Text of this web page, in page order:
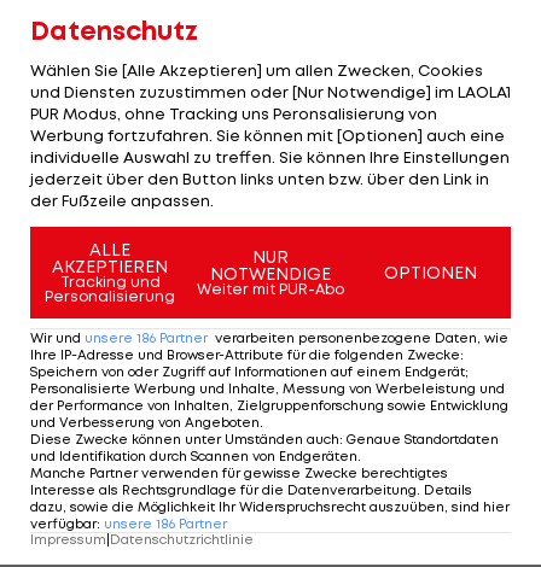
Auch Ralfs Ex-Frau Cora Schumacher (49) meldete
sich vor der Hochzeit in der "Bild" zu Wort und
gratulierte ihrem früheren Ehemann.
Dabei sagte sie: "Man sagt ja immer: Wahre Liebe
findet ihren Weg. In manchen Fällen dauert es nur
ein bisschen länger, bis wirklich jeder an der
Rennstrecke weiß, in welche Richtung das Rennen
eigentlich geht. Trotzdem natürlich alles Gute zur
Hochzeit."
Cora war mit Ralf von 2001 bis 2015 verheiratet.
Aus ihrer Ehe ging Sohn David Schumacher hervor,
der heute selbst als Rennfahrer aktiv ist.
Bräutigam Étienne Bousquet-Cassagne ist
beruflich im Umfeld der Weinmarke "Schumacher
Wines" tätig.
Datenschutz
Wählen Sie [Alle Akzeptieren] um allen Zwecken, Cookies
und Diensten zuzustimmen oder [Nur Notwendige] im LAOLA1
PUR Modus, ohne Tracking uns Peronsalisierung von
Werbung fortzufahren. Sie können mit [Optionen] auch eine
individuelle Auswahl zu treffen. Sie können Ihre Einstellungen
jederzeit über den Button links unten bzw. über den Link in
der Fußzeile anpassen.
ALLE
AKZEPTIEREN
Tracking und
Personalisierung
NUR
NOTWENDIGE
Weiter mit PUR-Abo
OPTIONEN
Wir und unsere 186 Partner verarbeiten personenbezogene Daten, wie
Ihre IP-Adresse und Browser-Attribute für die folgenden Zwecke:
Speichern von oder Zugriff auf Informationen auf einem Endgerät;
Personalisierte Werbung und Inhalte, Messung von Werbeleistung und
der Performance von Inhalten, Zielgruppenforschung sowie Entwicklung
und Verbesserung von Angeboten
Diese Zwecke können unter Umständen auch: Genaue Standortdaten
und Identifikation durch Scannen von Endgeräten
Manche Partner verwenden für gewisse Zwecke berechtigtes
Interesse als Rechtsgrundlage für die Datenverarbeitung. Details
dazu, sowie die Möglichkeit Ihr Widerspruchsrecht auszuüben, sind hier
verfügbar: unsere 186 Partner
Impressum|Datenschutzrichtlinie